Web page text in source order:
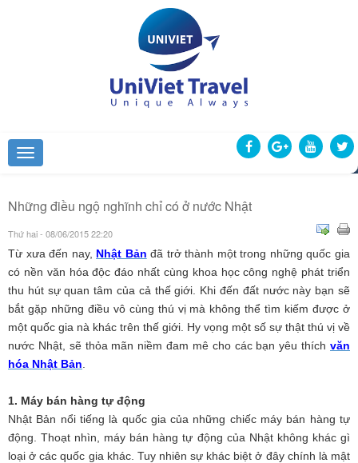
Những điều ngộ nghĩnh chỉ có ở nước Nhật
Thứ hai - 08/06/2015 22:20
Từ xưa đến nay, Nhật Bản đã trở thành một trong những quốc gia
có nền văn hóa độc đáo nhất cùng khoa học công nghệ phát triển
thu hút sự quan tâm của cả thế giới. Khi đến đất nước này bạn sẽ
bắt gặp những điều vô cùng thú vị mà không thể tìm kiếm được ở
một quốc gia nà khác trên thế giới. Hy vọng một số sự thật thú vị về
nước Nhật, sẽ thỏa mãn niềm đam mê cho các bạn yêu thích văn
hóa Nhật Bản
1. Máy bán hàng tự động
Nhật Bản nổi tiếng là quốc gia của những chiếc máy bán hàng tự
động. Thoạt nhìn, máy bán hàng tự động của Nhật không khác gì
loại ở các quốc gia khác. Tuy nhiên sự khác biệt ở đây chính là mật